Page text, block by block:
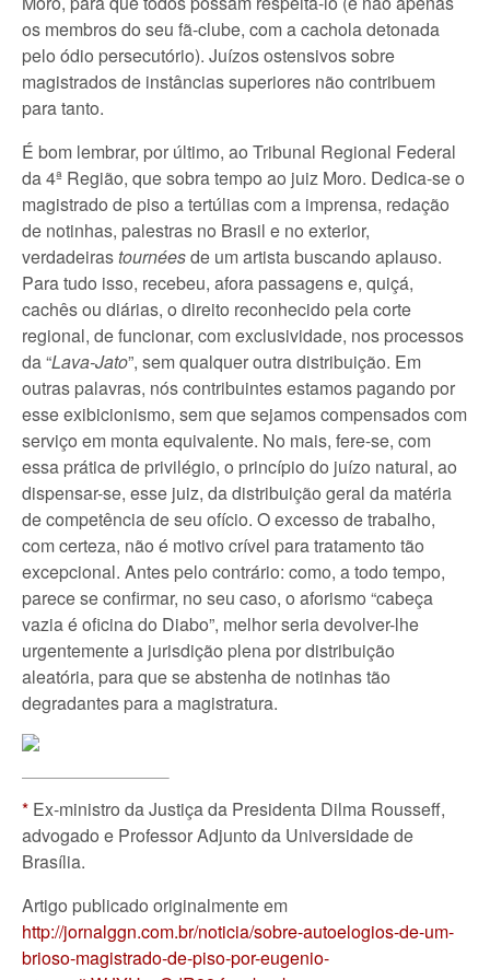
os membros do seu fã-clube, com a cachola detonada
pelo ódio persecutório). Juízos ostensivos sobre
magistrados de instâncias superiores não contribuem
para tanto.
É bom lembrar, por último, ao Tribunal Regional Federal
da 4ª Região, que sobra tempo ao juiz Moro. Dedica-se o
magistrado de piso a tertúlias com a imprensa, redação
de notinhas, palestras no Brasil e no exterior,
verdadeirastournéesde um artista buscando aplauso.
Para tudo isso, recebeu, afora passagens e, quiçá,
cachês ou diárias, o direito reconhecido pela corte
regional, de funcionar, com exclusividade, nos processos
da “Lava-Jato”, sem qualquer outra distribuição. Em
outras palavras, nós contribuintes estamos pagando por
esse exibicionismo, sem que sejamos compensados com
serviço em monta equivalente. No mais, fere-se, com
essa prática de privilégio, o princípio do juízo natural, ao
dispensar-se, esse juiz, da distribuição geral da matéria
de competência de seu ofício. O excesso de trabalho,
com certeza, não é motivo crível para tratamento tão
excepcional. Antes pelo contrário: como, a todo tempo,
parece se confirmar, no seu caso, o aforismo “cabeça
vazia é oficina do Diabo”, melhor seria devolver-lhe
urgentemente a jurisdição plena por distribuição
aleatória, para que se abstenha de notinhas tão
degradantes para a magistratura.
* Ex-ministro da Justiça da Presidenta Dilma Rousseff,
advogado e Professor Adjunto da Universidade de
Brasília.
Artigo publicado originalmente em
http://jornalggn.com.br/noticia/sobre-autoelogios-de-um-
brioso-magistrado-de-piso-por-eugenio-